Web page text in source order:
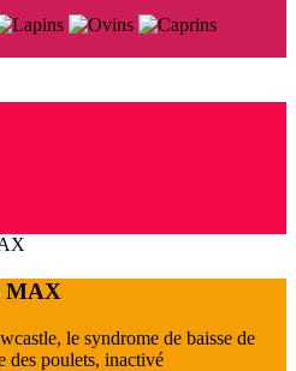
MAX
le syndrome de baisse de
des poulets, inactivé